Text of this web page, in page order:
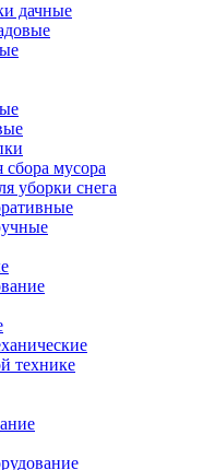
дачные
мусора
уборки снега
технике